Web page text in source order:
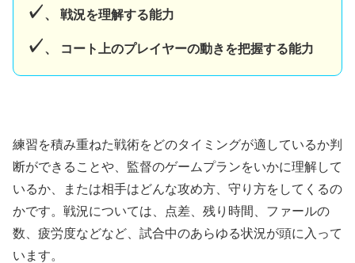
✓、 戦況を理解する能力
✓、 コート上のプレイヤーの動きを把握する能力
練習を積み重ねた戦術をどのタイミングが適しているか判
断ができることや、監督のゲームプランをいかに理解して
いるか、または相手はどんな攻め方、守り方をしてくるの
かです。戦況については、点差、残り時間、ファールの
数、疲労度などなど、試合中のあらゆる状況が頭に入って
います。